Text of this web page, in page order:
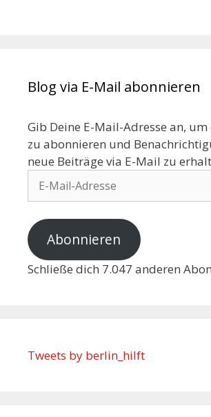
Blog via E-Mail abonnieren
Gib Deine E-Mail-Adresse an,
zu abonnieren und
neue Beiträge via E-Mail zu
Abonnieren
Schließe dich 7.047 anderen
Tweets by berlin_hilft